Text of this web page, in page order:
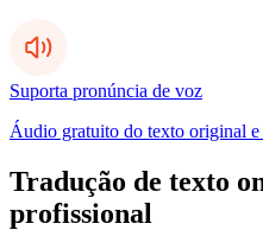
Suporta pronúncia de voz
Áudio gratuito do texto original
Tradução de texto
profissional